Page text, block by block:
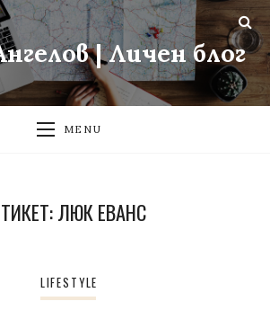
| Личен блог
MENU
ЛЮК ЕВАНС
LIFESTYLE